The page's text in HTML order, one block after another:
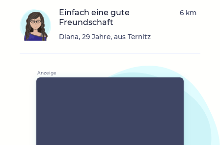
Einfach eine gute
Freundschaft
Diana, 29 Jahre, aus Ternitz
6 km